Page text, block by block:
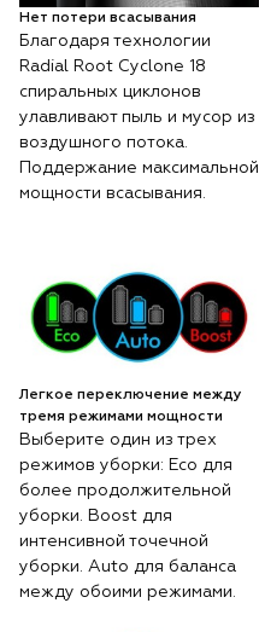
Нет потери всасывания
Благодаря технологии
Radial Root Cyclone 18
спиральных циклонов
улавливают пыль и мусор из
воздушного потока.
Поддержание максимальной
мощности всасывания.
Легкое переключение между
тремя режимами мощности
Выберите один из трех
режимов уборки: Eco для
более продолжительной
уборки. Boost для
интенсивной точечной
уборки. Auto для баланса
между обоими режимами.